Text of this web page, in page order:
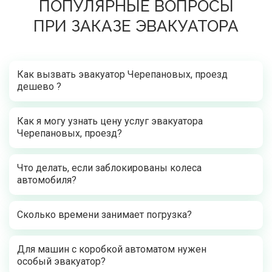
ПОПУЛЯРНЫЕ ВОПРОСЫ
ПРИ ЗАКАЗЕ ЭВАКУАТОРА
Как вызвать эвакуатор Черепановых, проезд
дешево ?
Как я могу узнать цену услуг эвакуатора
Черепановых, проезд?
Что делать, если заблокированы колеса
автомобиля?
Сколько времени занимает погрузка?
Для машин с коробкой автоматом нужен
особый эвакуатор?